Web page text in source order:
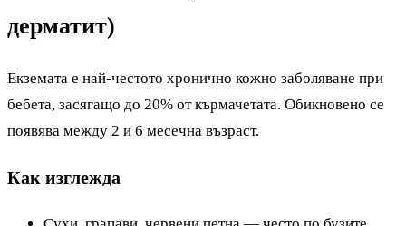
дерматит)
Екземата е най-честото хронично кожно заболяване при
бебета, засягащо до 20% от кърмачетата. Обикновено се
появява между 2 и 6 месечна възраст.
Как изглежда